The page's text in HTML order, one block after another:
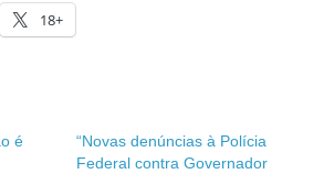
18+
é
“Novas denúncias à Polícia
Federal contra Governador